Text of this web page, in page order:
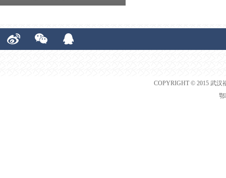
COPYRIGHT © 2015 武汉
鄂